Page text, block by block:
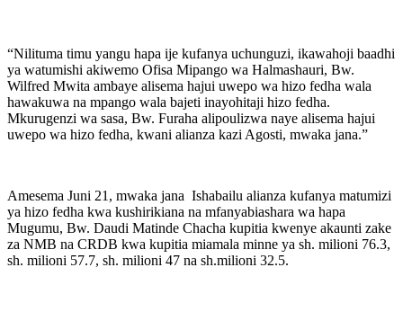
“Nilituma timu yangu hapa ije kufanya uchunguzi, ikawahoji baadhi
ya watumishi akiwemo Ofisa Mipango wa Halmashauri, Bw.
Wilfred Mwita ambaye alisema hajui uwepo wa hizo fedha wala
hawakuwa na mpango wala bajeti inayohitaji hizo fedha.
Mkurugenzi wa sasa, Bw. Furaha alipoulizwa naye alisema hajui
uwepo wa hizo fedha, kwani alianza kazi Agosti, mwaka jana.”
Amesema Juni 21, mwaka jana Ishabailu alianza kufanya matumizi
ya hizo fedha kwa kushirikiana na mfanyabiashara wa hapa
Mugumu, Bw. Daudi Matinde Chacha kupitia kwenye akaunti zake
za NMB na CRDB kwa kupitia miamala minne ya sh. milioni 76.3,
sh. milioni 57.7, sh. milioni 47 na sh.milioni 32.5.